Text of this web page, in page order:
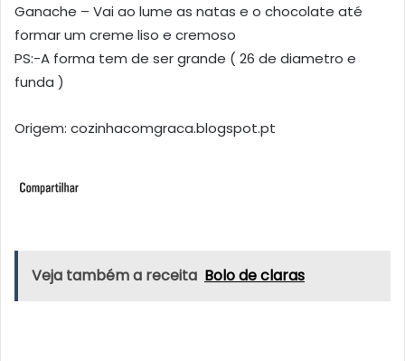
Ganache – Vai ao lume as natas e o chocolate até
formar um creme liso e cremoso
PS:-A forma tem de ser grande ( 26 de diametro e
funda )
Origem: cozinhacomgraca.blogspot.pt
Veja também a receita Bolo de claras